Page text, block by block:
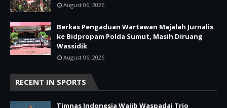
August 06, 2026
Berkas Pengaduan Wartawan Majalah Jurnalis
ke Bidpropam Polda Sumut, Masih Diruang
Wassidik
August 06, 2026
RECENT IN SPORTS
Timnas Indonesia Wajib Waspadai Trio